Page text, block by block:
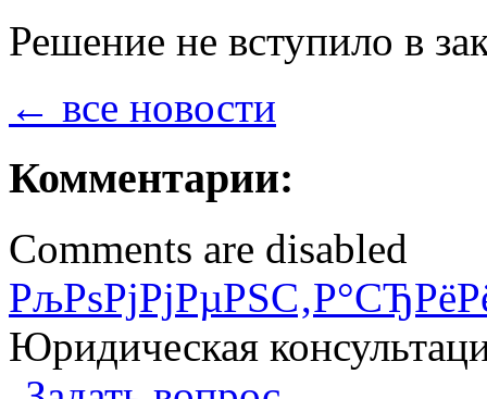
Решение не вступило в
← все новости
Комментарии:
Comments are disabled
Юридическая